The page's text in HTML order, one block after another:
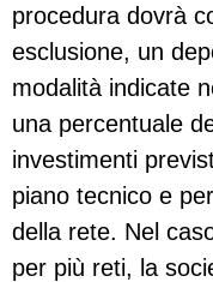
procedura dovrà
esclusione, un
modalità indicate
una percentuale
investimenti
piano tecnico e
della rete. Nel
per più reti, la